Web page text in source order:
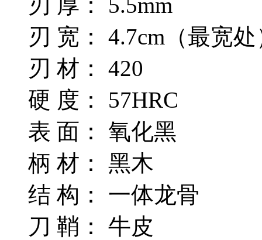
刃 厚： 5.5mm
刃 宽： 4.7cm（最宽处
刃 材： 420
硬 度： 57HRC
表 面： 氧化黑
柄 材： 黑木
结 构： 一体龙骨
刀 鞘： 牛皮